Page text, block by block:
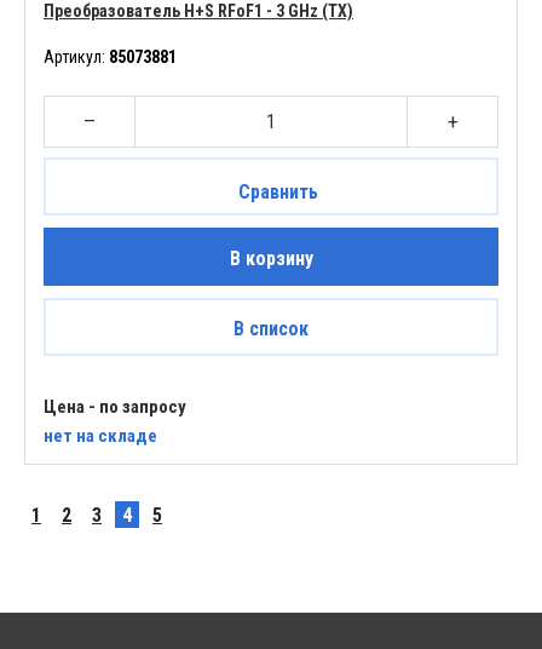
Преобразователь H+S RFoF1 - 3 GHz (TX)
Артикул: 85073881
– +
Сравнить
В корзину
В список
Цена - по запросу
нет на складе
1 2 3 4 5